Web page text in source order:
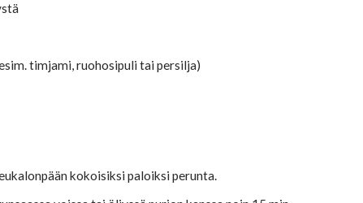
timjami, ruohosipuli tai persilja)
kokoisiksi paloiksi perunta.